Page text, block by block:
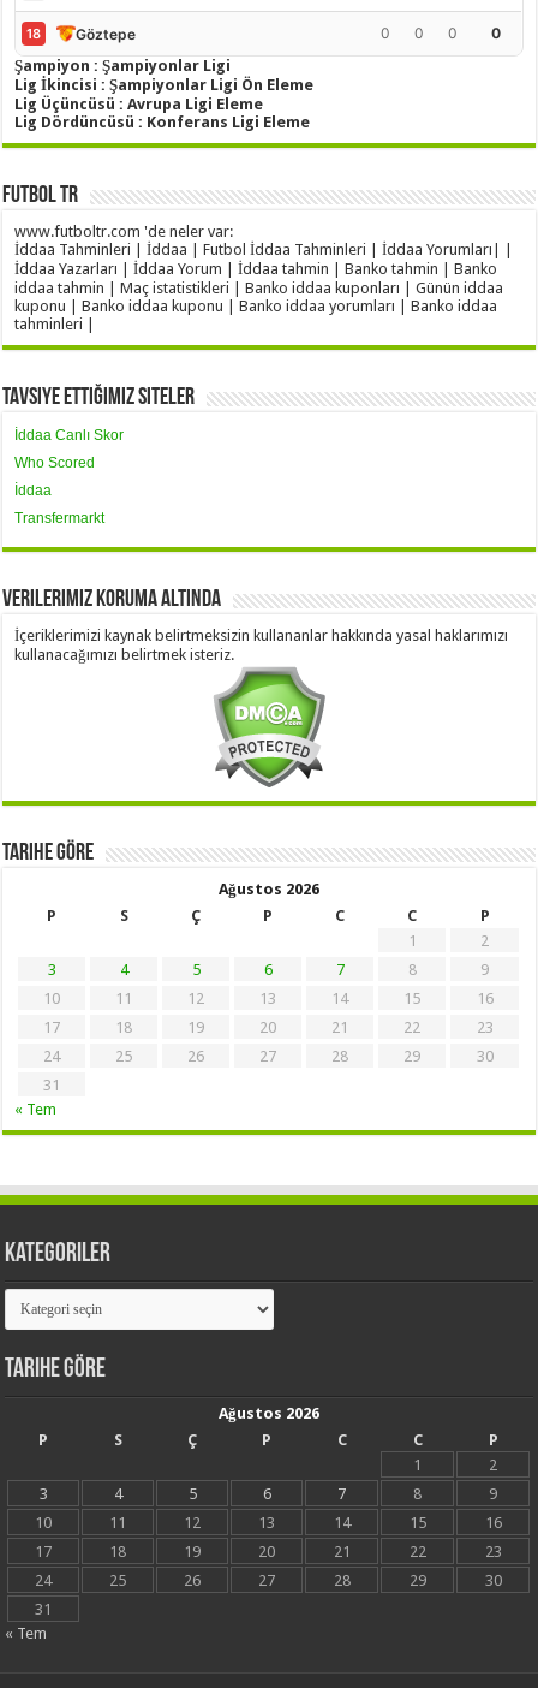
18 Göztepe 0 0 0
0
Şampiyon : Şampiyonlar Ligi
Lig İkincisi : Şampiyonlar Ligi Ön Eleme
Lig Üçüncüsü : Avrupa Ligi Eleme
Lig Dördüncüsü : Konferans Ligi Eleme
Futbol TR
www.futboltr.com 'de neler var:
İddaa Tahminleri | İddaa | Futbol İddaa Tahminleri | İddaa Yorumları| |
İddaa Yazarları | İddaa Yorum | İddaa tahmin | Banko tahmin | Banko
iddaa tahmin | Maç istatistikleri | Banko iddaa kuponları | Günün iddaa
kuponu | Banko iddaa kuponu | Banko iddaa yorumları | Banko iddaa
tahminleri |
Tavsiye Ettiğimiz Siteler
İddaa Canlı Skor
Who Scored
İddaa
Transfermarkt
Verilerimiz Koruma Altında
İçeriklerimizi kaynak belirtmeksizin kullananlar hakkında yasal haklarımızı
kullanacağımızı belirtmek isteriz.
Tarihe Göre
Ağustos 2026
P
S Ç P C C
P
1
2
3
4 5 6 7 8
9
10
11 12 13 14 15
16
17
18 19 20 21 22
23
24
25 26 27 28 29
30
31
« Tem
Kategoriler
Kategoriler
Tarihe Göre
Ağustos 2026
P
S Ç P C C
P
1
2
3
4 5 6 7 8
9
10
11 12 13 14 15
16
17
18 19 20 21 22
23
24
25 26 27 28 29
30
31
« Tem